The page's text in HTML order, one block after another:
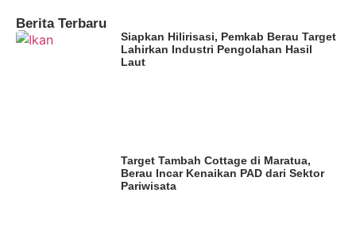
Berita Terbaru
Siapkan Hilirisasi, Pemkab Berau Target
Lahirkan Industri Pengolahan Hasil
Laut
Target Tambah Cottage di Maratua,
Berau Incar Kenaikan PAD dari Sektor
Pariwisata